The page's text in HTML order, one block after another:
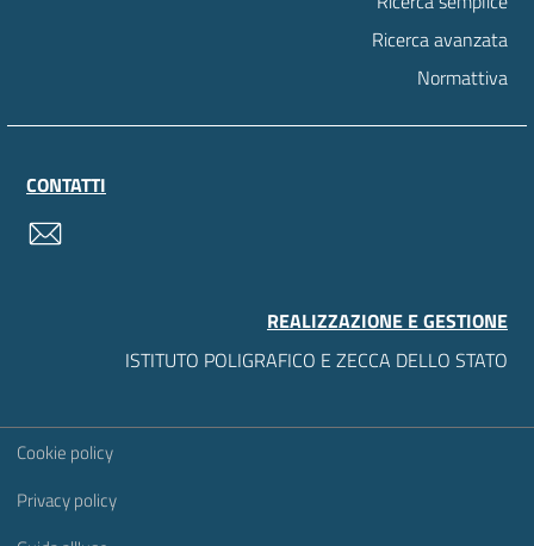
Ricerca avanzata
Normattiva
CONTATTI
REALIZZAZIONE E GESTIONE
ISTITUTO POLIGRAFICO E ZECCA DELLO STATO
Sezione Link Utili
Cookie policy
Privacy policy